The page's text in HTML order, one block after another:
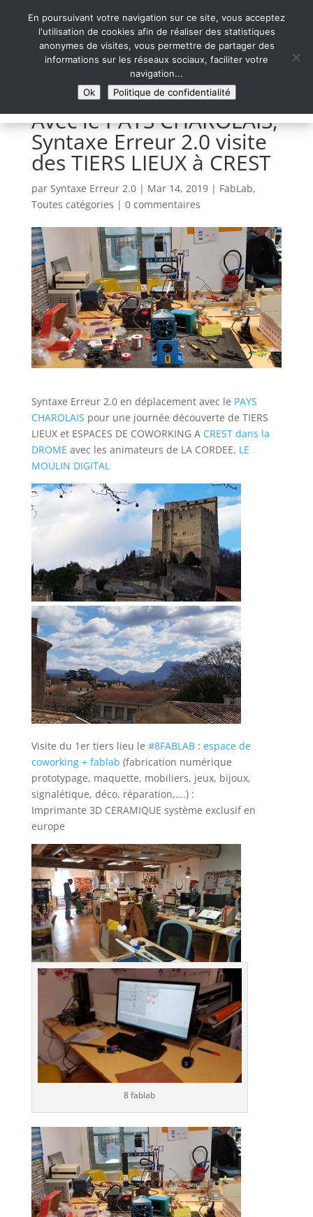
Syntaxe Erreur 2.0
LE NUMÉRIQUE SOLIDAIRE
Avec le PAYS CHAROLAIS,
Syntaxe Erreur 2.0 visite
des TIERS LIEUX à CREST
par Syntaxe Erreur 2.0| Mar 14, 2019| FabLab,
Toutes catégories | 0 commentaires
Syntaxe Erreur 2.0 en déplacement avec le PAYS
CHAROLAIS pour une journée découverte de TIERS
LIEUX et ESPACES DE COWORKING A CREST dans la
DROME avec les animateurs de LA CORDEE, LE
MOULIN DIGITAL
Visite du 1er tiers lieu le #8FABLAB: espace de
coworking + fablab (fabrication numérique
prototypage, maquette, mobiliers, jeux, bijoux,
signalétique, déco, réparation,….) :
Imprimante 3D CERAMIQUE système exclusif en
europe
8 fablab
En poursuivant votre navigation sur ce site, vous acceptez
l'utilisation de cookies afin de réaliser des statistiques
anonymes de visites, vous permettre de partager des
informations sur les réseaux sociaux, faciliter votre
navigation...
Ok
Politique de confidentialité